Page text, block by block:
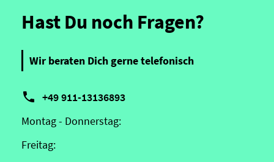
Hast Du noch Fragen?
Wir beraten Dich gerne telefonisch
 +49 911-13136893
Montag - Donnerstag:
Freitag: